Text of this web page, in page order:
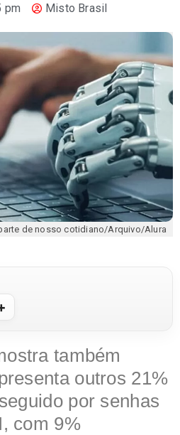
pm Misto Brasil
de nosso cotidiano/Arquivo/Alura
também
outros 21%
por senhas
com 9%